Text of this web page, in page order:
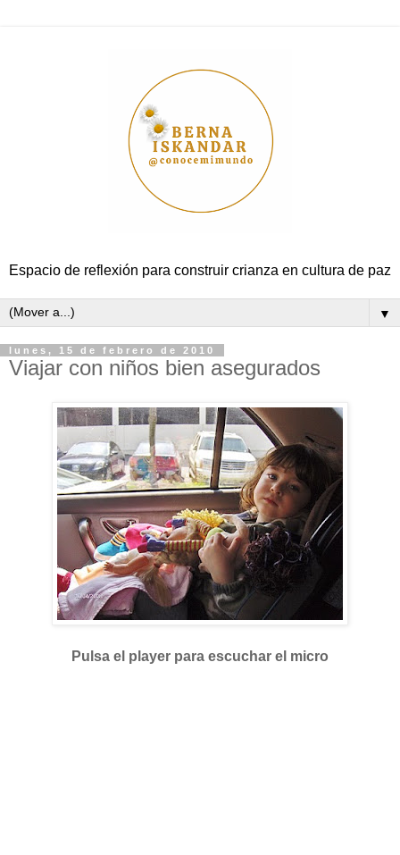
Espacio de reflexión para construir crianza en cultura de paz
▼
lunes, 15 de febrero de 2010
Viajar con niños bien asegurados
Pulsa el player para escuchar el micro